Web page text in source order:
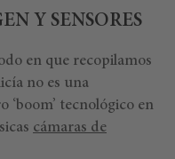
Y SENSORES
en que recopilamos
no es una
‘boom’ tecnológico en
cámaras de